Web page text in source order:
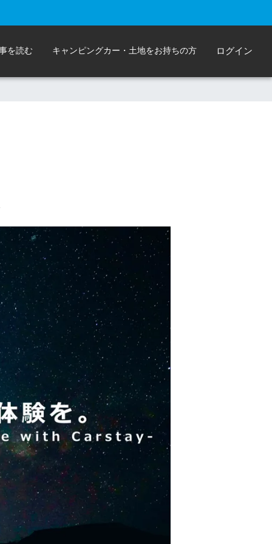
を読む キャンピングカー・土地をお持ちの方 ログイン